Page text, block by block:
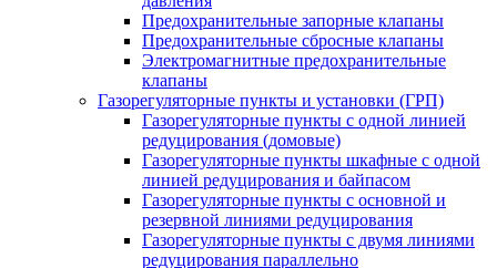
Предохранительные запорные клапаны
Предохранительные сбросные клапаны
Электромагнитные предохранительные
клапаны
Газорегуляторные пункты и установки (ГРП)
Газорегуляторные пункты с одной линией
редуцирования (домовые)
Газорегуляторные пункты шкафные с одной
линией редуцирования и байпасом
Газорегуляторные пункты с основной и
резервной линиями редуцирования
Газорегуляторные пункты с двумя линиями
редуцирования параллельно